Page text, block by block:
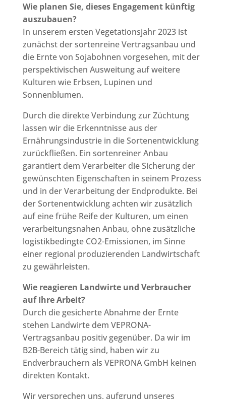
Wie planen Sie, dieses Engagement künftig
auszubauen?
In unserem ersten Vegetationsjahr 2023 ist
zunächst der sortenreine Vertragsanbau und
die Ernte von Sojabohnen vorgesehen, mit der
perspektivischen Ausweitung auf weitere
Kulturen wie Erbsen, Lupinen und
Sonnenblumen.
Durch die direkte Verbindung zur Züchtung
lassen wir die Erkenntnisse aus der
Ernährungsindustrie in die Sortenentwicklung
zurückfließen. Ein sortenreiner Anbau
garantiert dem Verarbeiter die Sicherung der
gewünschten Eigenschaften in seinem Prozess
und in der Verarbeitung der Endprodukte. Bei
der Sortenentwicklung achten wir zusätzlich
auf eine frühe Reife der Kulturen, um einen
verarbeitungsnahen Anbau, ohne zusätzliche
logistikbedingte CO2-Emissionen, im Sinne
einer regional produzierenden Landwirtschaft
zu gewährleisten.
Wie reagieren Landwirte und Verbraucher
auf Ihre Arbeit?
Durch die gesicherte Abnahme der Ernte
stehen Landwirte dem VEPRONA-
Vertragsanbau positiv gegenüber. Da wir im
B2B-Bereich tätig sind, haben wir zu
Endverbrauchern als VEPRONA GmbH keinen
direkten Kontakt.
Wir versprechen uns, aufgrund unseres